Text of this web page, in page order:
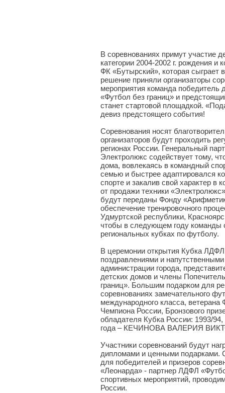
В соревнованиях примут участие
категории 2004-2002 г. рождения
ФК «Бутырский», которая сыграет
решение приняли организаторы
мероприятия команда победитель
«Футбол без границ» и
станет стартовой площадкой.
девиз предстоящего события!
Соревнования носят
организаторов будут проходить
регионах России. Генеральный
Электролюкс содействует тому,
дома, вовлекаясь в командный
семью и быстрее адаптировался
спорте и закалив свой характер в
от продажи техники
будут переданы Фонду
обеспечение тренировочного
Удмуртской республики,
чтобы в следующем году команды
региональных кубках по футболу.
В церемонии открытия Кубка
поздравлениями и
администрации города,
детских домов и члены
границ». Большим подарком для
соревнованиях замечательного
международного класса, ветерана
Чемпиона России, Бронзового
обладателя Кубка России: 1993/
года – КЕЧИНОВА ВАЛЕРИЯ
Участники соревнований будут
дипломами и ценными подарками.
для победителей и призеров
«Леонарда» - партнер ЛДФЛ
спортивных мероприятий,
России.